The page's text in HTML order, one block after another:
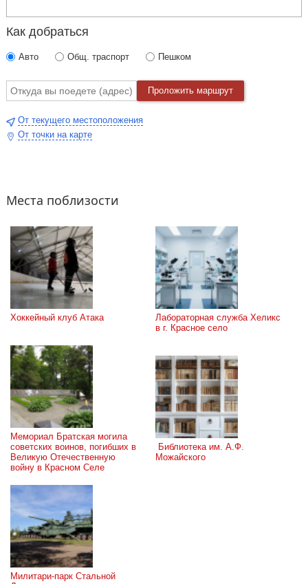
Как добраться
Авто Общ. траспорт Пешком
Проложить маршрут
От текущего местоположения
От точки на карте
Места поблизости
Хоккейный клуб Атака
Лабораторная служба Хеликс
в г. Красное село
Мемориал Братская могила
советских воинов, погибших в
Великую Отечественную
войну в Красном Селе
Можайского
Милитари-парк Стальной